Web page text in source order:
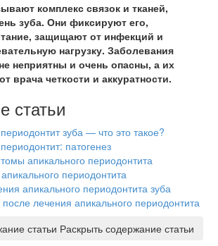
комплекс связок и тканей,
зуба. Они фиксируют его,
защищают от инфекций и
нагрузку. Заболевания
неприятны и очень опасны, а их
врача четкости и аккуратности.
статьи
зуба — что это такое?
патогенез
апикального периодонтита
периодонтита
апикального периодонтита зуба
лечения апикального периодонтита
статьи Раскрыть содержание статьи